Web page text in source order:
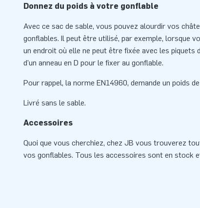
Donnez du poids à votre gonflable
Avec ce sac de sable, vous pouvez alourdir vos
gonflables. Il peut être utilisé, par exemple, lorsque
un endroit où elle ne peut être fixée avec les piquets
d'un anneau en D pour le fixer au gonflable.
Pour rappel, la norme EN14960, demande un poids
Livré sans le sable.
Accessoires
Quoi que vous cherchiez, chez JB vous trouverez
vos gonflables. Tous les accessoires sont en stock